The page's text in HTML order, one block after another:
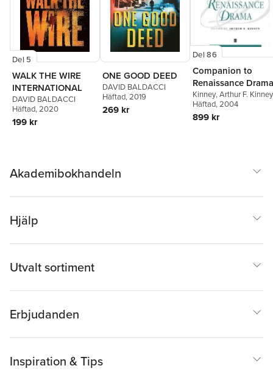
Del 5
WALK THE WIRE
INTERNATIONAL
DAVID BALDACCI
Häftad, 2020
199 kr
ONE GOOD DEED
DAVID BALDACCI
Häftad, 2019
269 kr
Del 86
Companion to
Renaissance Drama
Kinney,Arthur F. Kinney
Häftad, 2004
899 kr
Akademibokhandeln
Hjälp
Utvalt sortiment
Erbjudanden
Inspiration & Tips